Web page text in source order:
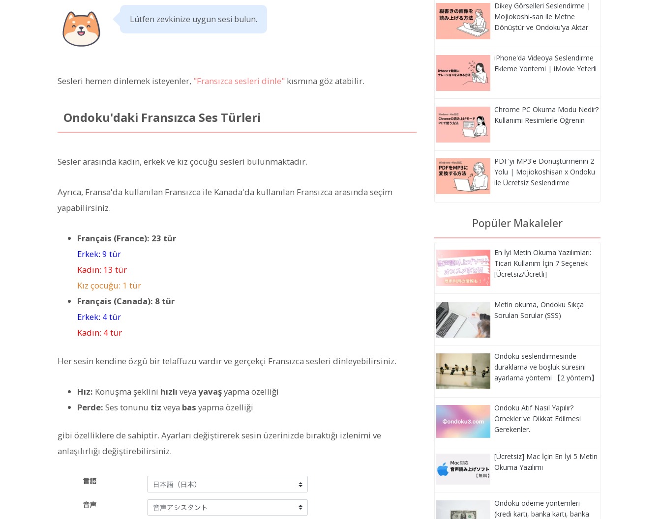
Lütfen zevkinize uygun sesi bulun.
Sesleri hemen dinlemek isteyenler, "Fransızca sesleri dinle" kısmına göz atabilir.
Ondoku'daki Fransızca Ses Türleri
Sesler arasında kadın, erkek ve kız çocuğu sesleri bulunmaktadır.
Ayrıca, Fransa'da kullanılan Fransızca ile Kanada'da kullanılan Fransızca arasında seçim
yapabilirsiniz.
Français (France): 23 tür
Erkek: 9 tür
Kadın: 13 tür
Kız çocuğu: 1 tür
Français (Canada): 8 tür
Erkek: 4 tür
Kadın: 4 tür
Her sesin kendine özgü bir telaffuzu vardır ve gerçekçi Fransızca sesleri dinleyebilirsiniz.
Hız: Konuşma şeklini hızlı veya yavaşyapma özelliği
Perde: Ses tonunu tiz veya bas yapma özelliği
gibi özelliklere de sahiptir. Ayarları değiştirerek sesin üzerinizde bıraktığı izlenimi ve
anlaşılırlığı değiştirebilirsiniz.
Dikey Görselleri Seslendirme |
Mojiokoshi-san ile Metne
Dönüştür ve Ondoku'ya Aktar
iPhone'da Videoya Seslendirme
Ekleme Yöntemi | iMovie Yeterli
Chrome PC Okuma Modu Nedir?
Kullanımı Resimlerle Öğrenin
PDF'yi MP3'e Dönüştürmenin 2
Yolu | Mojiokoshisan x Ondoku
ile Ücretsiz Seslendirme
Popüler Makaleler
En İyi Metin Okuma Yazılımları:
Ticari Kullanım İçin 7 Seçenek
[Ücretsiz/Ücretli]
Metin okuma, Ondoku Sıkça
Sorulan Sorular (SSS)
Ondoku seslendirmesinde
duraklama ve boşluk süresini
ayarlama yöntemi 【2 yöntem】
Ondoku Atıf Nasıl Yapılır?
Örnekler ve Dikkat Edilmesi
Gerekenler.
[Ücretsiz] Mac İçin En İyi 5 Metin
Okuma Yazılımı
Ondoku ödeme yöntemleri
(kredi kartı, banka kartı, banka